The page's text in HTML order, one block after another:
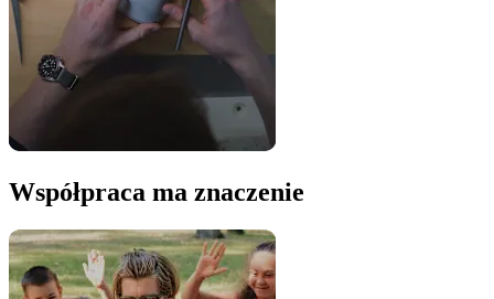
Współpraca ma znaczenie